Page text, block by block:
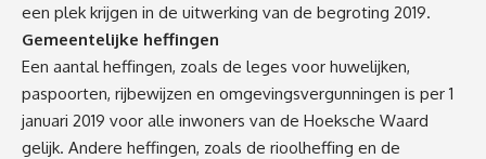
een plek krijgen in de uitwerking van de begroting 2019.
Gemeentelijke heffingen
Een aantal heffingen, zoals de leges voor huwelijken,
paspoorten, rijbewijzen en omgevingsvergunningen is per 1
januari 2019 voor alle inwoners van de Hoeksche Waard
gelijk. Andere heffingen, zoals de rioolheffing en de